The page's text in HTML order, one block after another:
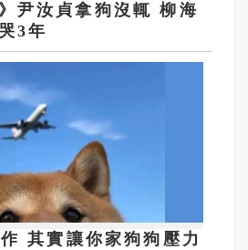
尹汝貞拿狗沒輒 柳海
3年
其實讓你家狗狗壓力